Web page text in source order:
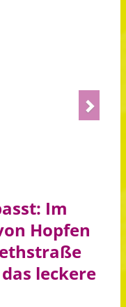
Next
Im
Hopfen
leckere